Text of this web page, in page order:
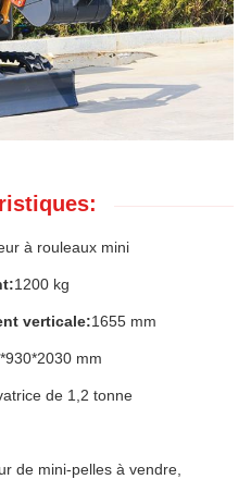
à rouleaux mini
1200 kg
verticale:1655 mm
mm
de 1,2 tonne
de mini-pelles à vendre,